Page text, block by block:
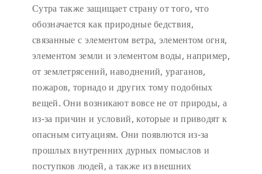
Сутра также защищает страну от того, что
обозначается как природные бедствия,
связанные с элементом ветра, элементом огня,
элементом земли и элементом воды, например,
от землетрясений, наводнений, ураганов,
пожаров, торнадо и других тому подобных
вещей. Они возникают вовсе не от природы, а
из-за причин и условий, которые и приводят к
опасным ситуациям. Они появлются из-за
прошлых внутренних дурных помыслов и
поступков людей, а также из внешних